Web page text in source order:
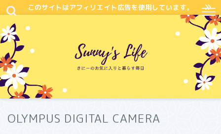
このサイトはアフィリエイト広告を使用しています。
OLYMPUS DIGITAL CAMERA